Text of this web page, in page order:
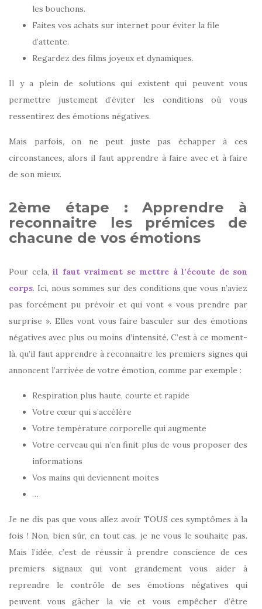
les bouchons.
Faites vos achats sur internet pour éviter la file
d’attente.
Regardez des films joyeux et dynamiques.
Il y a plein de solutions qui existent qui peuvent vous
permettre justement d’éviter les conditions où vous
ressentirez des émotions négatives.
Mais parfois, on ne peut juste pas échapper à ces
circonstances, alors il faut apprendre à faire avec et à faire
de son mieux.
2ème étape : Apprendre à
reconnaitre les prémices de
chacune de vos émotions
Pour cela, il faut vraiment se mettre à l’écoute de son
corps. Ici, nous sommes sur des conditions que vous n’aviez
pas forcément pu prévoir et qui vont « vous prendre par
surprise ». Elles vont vous faire basculer sur des émotions
négatives avec plus ou moins d’intensité. C’est à ce moment-
là, qu’il faut apprendre à reconnaitre les premiers signes qui
annoncent l’arrivée de votre émotion, comme par exemple :
Respiration plus haute, courte et rapide
Votre cœur qui s’accélère
Votre température corporelle qui augmente
Votre cerveau qui n’en finit plus de vous proposer des
informations
Vos mains qui deviennent moites
…
Je ne dis pas que vous allez avoir TOUS ces symptômes à la
fois ! Non, bien sûr, en tout cas, je ne vous le souhaite pas.
Mais l’idée, c’est de réussir à prendre conscience de ces
premiers signaux qui vont grandement vous aider à
reprendre le contrôle de ses émotions négatives qui
peuvent vous gâcher la vie et vous empêcher d’être